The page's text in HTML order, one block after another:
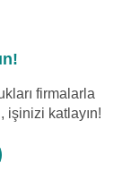
firmalarla
işinizi katlayın!